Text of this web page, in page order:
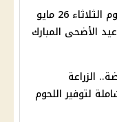
أسعار الفراخ البيضاء اليوم الثلاثاء 26 مايو
الزراعة
لتوفير اللحوم